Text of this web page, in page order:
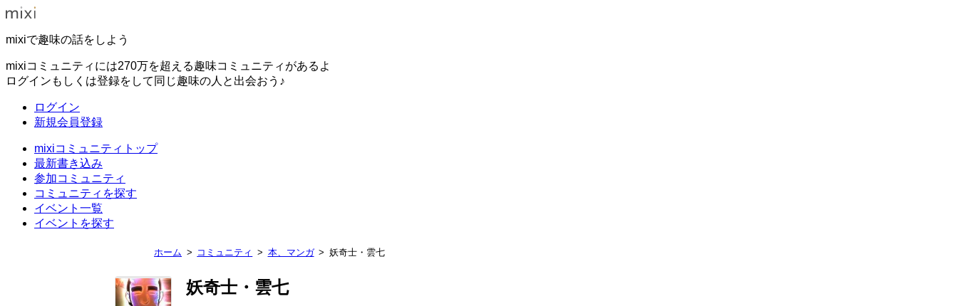
mixiで趣味の話をしよう
mixiコミュニティには270万を超える趣味コミュニティがあるよ
ログインもしくは登録をして同じ趣味の人と出会おう♪
ログイン
新規会員登録
mixiコミュニティトップ
最新書き込み
参加コミュニティ
コミュニティを探す
イベント一覧
イベントを探す
ホーム コミュニティ 本、マンガ 妖奇士・雲七
妖奇士・雲七